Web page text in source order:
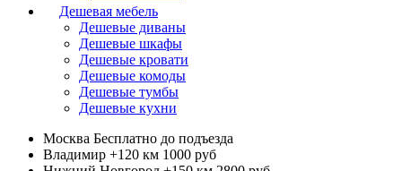
Дешевая мебель
Дешевые диваны
Дешевые шкафы
Дешевые кровати
Дешевые комоды
Дешевые тумбы
Дешевые кухни
Москва Бесплатно до подъезда
Владимир +120 км 1000 руб